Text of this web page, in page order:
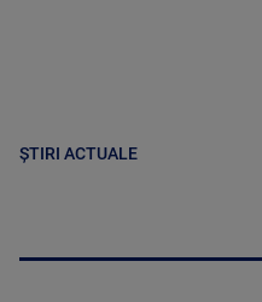
ȘTIRI ACTUALE